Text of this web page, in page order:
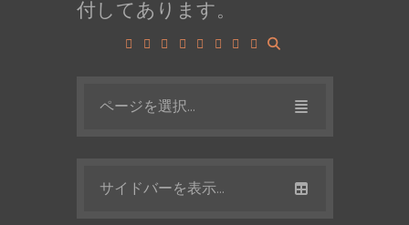
付してあります。
ページを選択...
サイドバーを表示...